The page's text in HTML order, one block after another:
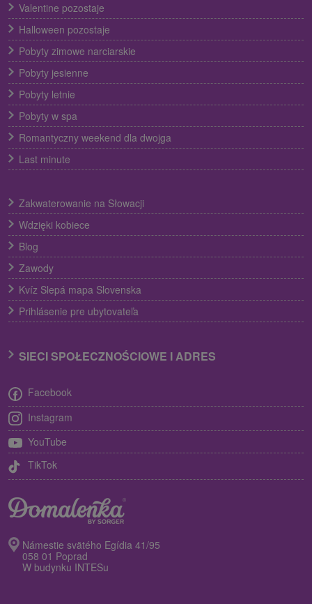
Valentine pozostaje
Halloween pozostaje
Pobyty zimowe narciarskie
Pobyty jesienne
Pobyty letnie
Pobyty w spa
Romantyczny weekend dla dwojga
Last minute
Zakwaterowanie na Słowacji
Wdzięki kobiece
Blog
Zawody
Kvíz Slepá mapa Slovenska
Prihlásenie pre ubytovateľa
SIECI SPOŁECZNOŚCIOWE I ADRES
Facebook
Instagram
YouTube
TikTok
Námestie svätého Egídia 41/95
058 01 Poprad
W budynku INTESu